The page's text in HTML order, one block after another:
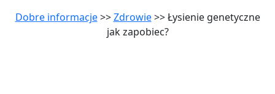
Dobre informacje>>Zdrowie>> Łysienie genetyczne
jak zapobiec?